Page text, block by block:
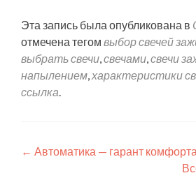
Эта запись была опубликована в
отмечена тегом выбор свечей
выбрать свечи,свечами,свечи
напылением,характеристики
ссылка.
Навигация
← Автоматика — гарант